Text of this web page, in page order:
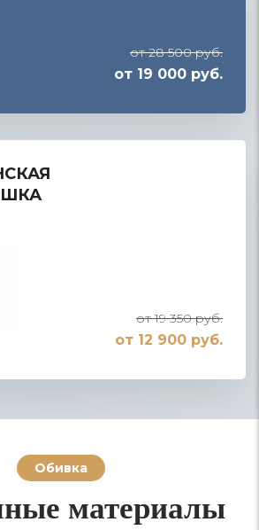
от 28 500 руб.
от 19 000 руб.
от 19 350 руб.
от 12 900 руб.
Обивка
материалы